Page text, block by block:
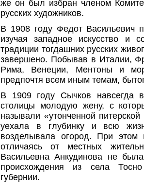
же он был избран членом
русских художников.
В 1908 году Федот Васильевич
изучая западное искусство и
традиции тогдашних русских
завершено. Побывав в Италии,
Рима, Венеции, Ментоны и
предпочтя всем иным темам,
В 1909 году Сычков навсегда
столицы молодую жену, с
называли «утонченной
уехала в глубинку и всю
возделывала огород. При этом
отличаясь от местных
Васильевна Анкудинова не
происхождения из села Тосно
губернии.